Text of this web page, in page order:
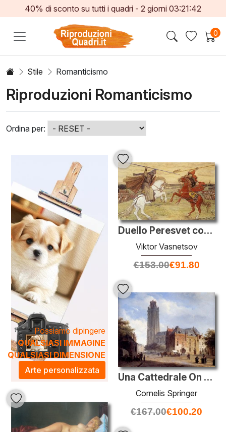
40% di sconto su tutti i quadri - 2 giorni 03:21:40
0
Stile Romanticismo
Riproduzioni Romanticismo
Ordina per:
Possiamo dipingere
QUALSIASI IMMAGINE
QUALSIASI DIMENSIONE
Arte personalizzata
Duello Peresvet con Chelubey
Viktor Vasnetsov
€153.00€91.80
Una Cattedrale On A Townsquare In Estate
Cornelis Springer
€167.00€100.20